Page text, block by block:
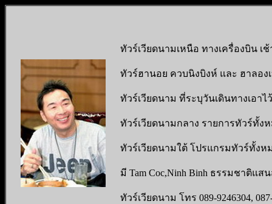
ทัวร์เวียดนามเหนือ ทางเครื่องบิน เ
ทัวร์ฮานอย ควบนิงบิงห์ และ ฮาลอง
ทัวร์เวียดนาม ที่ระบุวันเดินทางเอา
ทัวร์เวียดนามกลาง รายการทัวร์ทั้ง
ทัวร์เวียดนามใต้ โปรแกรมทัวร์ทั้งห
มี Tam Coc,Ninh Binh ธรรมชาติแ
ทัวร์เวียดนาม โทร 089-9246304,